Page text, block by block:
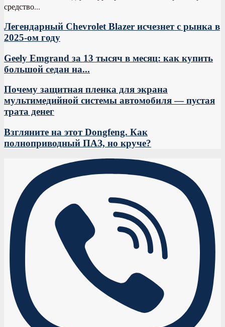
средство...
Легендарный Chevrolet Blazer исчезнет с рынка в
2025-ом году
Geely Emgrand за 13 тысяч в месяц: как купить
большой седан на...
Почему защитная пленка для экрана
мультимедийной системы автомобиля — пустая
трата денег
Взгляните на этот Dongfeng. Как
полноприводный ПАЗ, но круче?